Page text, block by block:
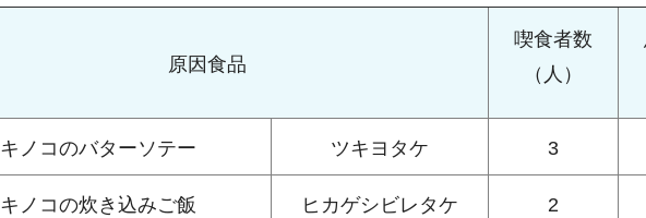
原因食品
喫食者数
（人）
キノコのバターソテー ツキヨタケ 3
キノコの炊き込みご飯 ヒカゲシビレタケ 2